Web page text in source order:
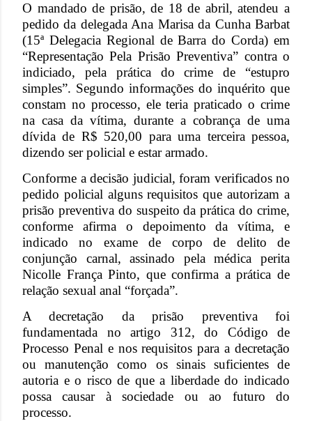
O mandado de prisão, de 18 de abril, atendeu a
pedido da delegada Ana Marisa da Cunha Barbat
(15ª Delegacia Regional de Barra do Corda) em
“Representação Pela Prisão Preventiva” contra o
indiciado, pela prática do crime de “estupro
simples”. Segundo informações do inquérito que
constam no processo, ele teria praticado o crime
na casa da vítima, durante a cobrança de uma
dívida de R$ 520,00 para uma terceira pessoa,
dizendo ser policial e estar armado.
Conforme a decisão judicial, foram verificados no
pedido policial alguns requisitos que autorizam a
prisão preventiva do suspeito da prática do crime,
conforme afirma o depoimento da vítima, e
indicado no exame de corpo de delito de
conjunção carnal, assinado pela médica perita
Nicolle França Pinto, que confirma a prática de
relação sexual anal “forçada”.
A decretação da prisão preventiva foi
fundamentada no artigo 312, do Código de
Processo Penal e nos requisitos para a decretação
ou manutenção como os sinais suficientes de
autoria e o risco de que a liberdade do indicado
possa causar à sociedade ou ao futuro do
processo.